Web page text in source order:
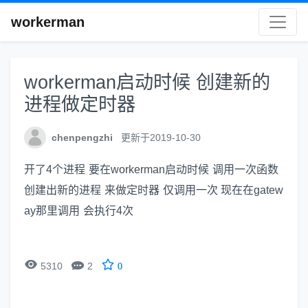
workerman
workerman启动时候 创建新的
进程做定时器
chenpengzhi 更新于2019-10-30
开了4个进程 要在workerman启动时候 调用一次函数
创建出新的进程 来做定时器 仅调用一次 现在在gatew
ay那里调用 会执行4次
 5310  2 0